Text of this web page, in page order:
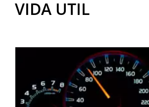
VIDA UTIL